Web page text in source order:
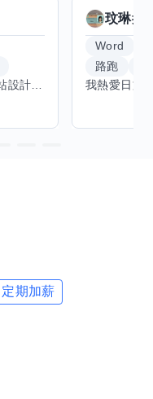
玟琳擅
Word
路跑
定期加薪